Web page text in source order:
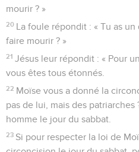
mourir ? »
20 La foule répondit : « Tu as
faire mourir ? »
21 Jésus leur répondit : « Pour
vous êtes tous étonnés.
22 Moïse vous a donné la
pas de lui, mais des
homme le jour du sabbat.
23 Si pour respecter la loi de